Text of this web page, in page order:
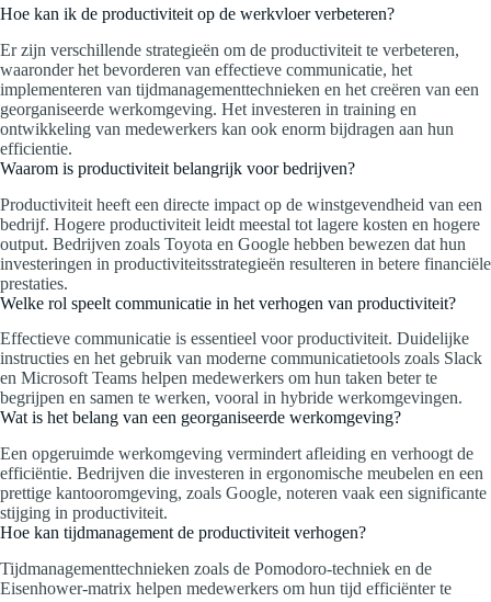
Hoe kan ik de productiviteit op de werkvloer verbeteren?
Er zijn verschillende strategieën om de productiviteit te verbeteren,
waaronder het bevorderen van effectieve communicatie, het
implementeren van tijdmanagementtechnieken en het creëren van een
georganiseerde werkomgeving. Het investeren in training en
ontwikkeling van medewerkers kan ook enorm bijdragen aan hun
efficientie.
Waarom is productiviteit belangrijk voor bedrijven?
Productiviteit heeft een directe impact op de winstgevendheid van een
bedrijf. Hogere productiviteit leidt meestal tot lagere kosten en hogere
output. Bedrijven zoals Toyota en Google hebben bewezen dat hun
investeringen in productiviteitsstrategieën resulteren in betere financiële
prestaties.
Welke rol speelt communicatie in het verhogen van productiviteit?
Effectieve communicatie is essentieel voor productiviteit. Duidelijke
instructies en het gebruik van moderne communicatietools zoals Slack
en Microsoft Teams helpen medewerkers om hun taken beter te
begrijpen en samen te werken, vooral in hybride werkomgevingen.
Wat is het belang van een georganiseerde werkomgeving?
Een opgeruimde werkomgeving vermindert afleiding en verhoogt de
efficiëntie. Bedrijven die investeren in ergonomische meubelen en een
prettige kantooromgeving, zoals Google, noteren vaak een significante
stijging in productiviteit.
Hoe kan tijdmanagement de productiviteit verhogen?
Tijdmanagementtechnieken zoals de Pomodoro-techniek en de
Eisenhower-matrix helpen medewerkers om hun tijd efficiënter te